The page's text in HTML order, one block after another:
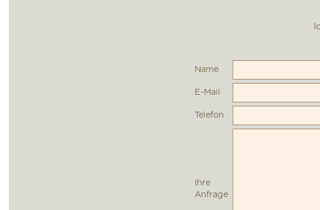
Name
E-Mail
Telefon
Ihre
Anfrage